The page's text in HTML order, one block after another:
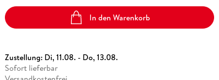
In den Warenkorb
Zustellung: Di, 11.08. - Do, 13.08.
Sofort lieferbar